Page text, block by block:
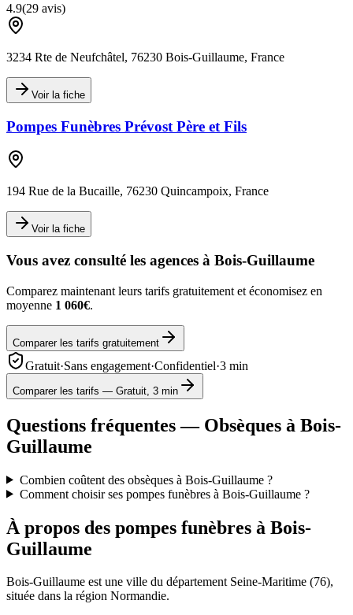
4.9(29 avis)
3234 Rte de Neufchâtel, 76230 Bois-Guillaume, France
Voir la fiche
Pompes Funèbres Prévost Père et Fils
194 Rue de la Bucaille, 76230 Quincampoix, France
Voir la fiche
Vous avez consulté les agences à Bois-Guillaume
Comparez maintenant leurs tarifs gratuitement et économisez en
moyenne 1 060€.
Comparer les tarifs gratuitement
Gratuit·Sans engagement·Confidentiel·3 min
Comparer les tarifs — Gratuit, 3 min
Questions fréquentes — Obsèques à Bois-
Guillaume
Combien coûtent des obsèques à Bois-Guillaume ?
Comment choisir ses pompes funèbres à Bois-Guillaume ?
À propos des pompes funèbres à Bois-
Guillaume
Bois-Guillaume est une ville du département Seine-Maritime (76),
située dans la région Normandie.